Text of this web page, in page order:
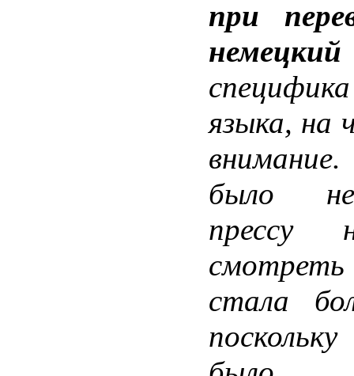
при
специфика
языка, на
было
прессу
стала